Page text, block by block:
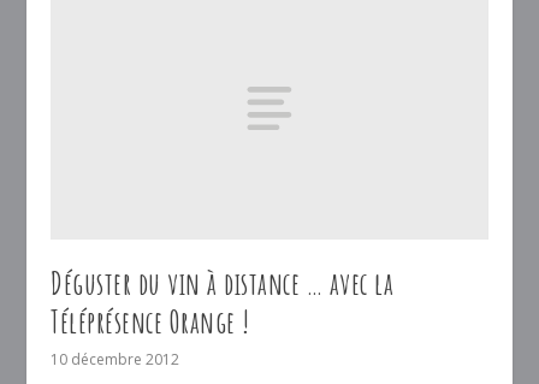
Déguster du vin à distance … avec la
Téléprésence Orange !
10 décembre 2012